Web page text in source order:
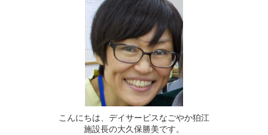
こんにちは、デイサービスなごやか狛江
施設長の大久保勝美です。